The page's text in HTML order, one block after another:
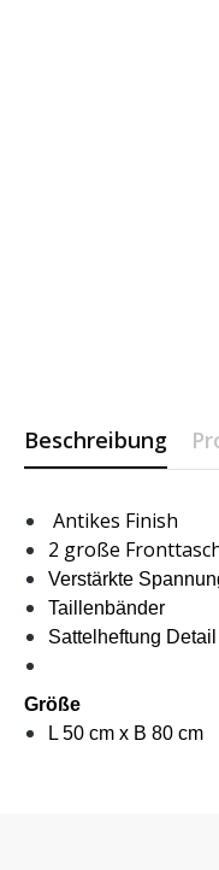
Beschreibung
Antikes Finish
2 große
Verstärkte
Taillenbänder
Sattelheftung Detail
Größe
L 50 cm x B 80 cm